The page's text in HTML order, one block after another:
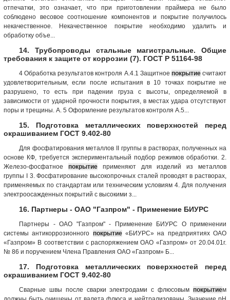
отпечатки, это означает, что при приготовлении праймера не было
соблюдено весовое соотношение компонентов и покрытие получилось
некачественное. Некачественное покрытие необходимо удалить и
обработку объе...
14. Трубопроводы стальные магистральные. Общие
требования к защите от коррозии (7). ГОСТ Р 51164-98
4 Обработка результатов контроля А.4.1 Защитное покрытиесчитают
удовлетворительным, если после испытания в 10 точках покрытие не
разрушено, то есть при падении груза с высоты, определяемой в
зависимости от ударной прочности покрытия, в местах удара отсутствуют
поры и трещины. А. 5 Оформление результатов контроля А.5...
15. Подготовка металлических поверхностей перед
окрашиванием ГОСТ 9.402-80
Для фосфатирования металлов II группы в растворах, полученных на
основе КФ, требуется экспериментальный подбор режимов обработки. 2.
Железо-фосфатное покрытиеприменяют для изделий из металлов
группы I 3. Фосфатирование высокопрочных сталей проводят в растворах,
применяемых по стандартам или техническим условиям 4. Для получения
электроосажденных покрытий с высокими з...
16. Партнеры - ОАО "Газпром" - Применение БИУРС
Партнеры - ОАО "Газпром" - Применение БИУРС О применении
системы антикоррозионного покрытие«БИУРС» на предприятиях ОАО
«Газпром» В соответствии с распоряжением ОАО «Газпром» от 20.04.01г.
№ 86 и поручением Члена Правления ОАО «Газпром» Б...
17. Подготовка металлических поверхностей перед
окрашиванием ГОСТ 9.402-80
Сварные швы после сварки электродами с флюсовым покрытием